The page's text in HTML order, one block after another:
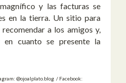
y las facturas se
en la tierra. Un sitio para
a los amigos y,
en cuanto se presente la
@ojoalplato.blog / Facebook: